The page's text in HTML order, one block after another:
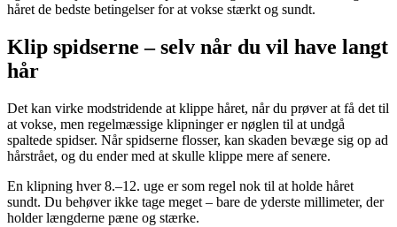
håret de bedste betingelser for at vokse stærkt og sundt.
Klip spidserne – selv når du vil have langt
hår
Det kan virke modstridende at klippe håret, når du prøver at få det til
at vokse, men regelmæssige klipninger er nøglen til at undgå
spaltede spidser. Når spidserne flosser, kan skaden bevæge sig op ad
hårstrået, og du ender med at skulle klippe mere af senere.
En klipning hver 8.–12. uge er som regel nok til at holde håret
sundt. Du behøver ikke tage meget – bare de yderste millimeter, der
holder længderne pæne og stærke.